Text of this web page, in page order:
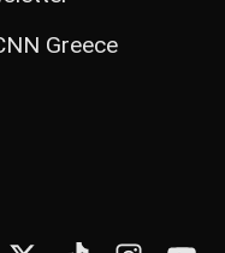
Greece